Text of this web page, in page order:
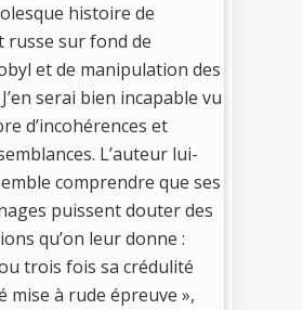
histoire de
russe sur fond de
et de manipulation des
serai bien incapable vu
d’incohérences et
L’auteur lui-
comprendre que ses
puissent douter des
qu’on leur donne :
trois fois sa crédulité
mise à rude épreuve »,